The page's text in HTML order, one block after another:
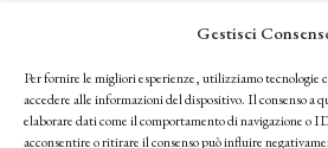
Gestisci
Per fornire le migliori esperienze, utilizziamo tecnologie
accedere alle informazioni del dispositivo. Il consenso a
elaborare dati come il comportamento di navigazione o
acconsentire o ritirare il consenso può influire
ISCRIVITI
Facendo clic per iscriverti, riconosci che le tue
seguendo la nostra Privacy Policy